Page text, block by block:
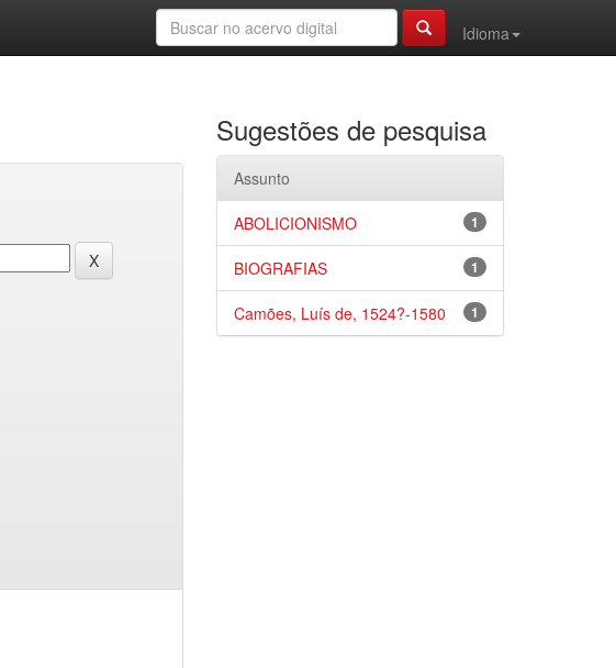
Idioma
Sugestões de pesquisa
Assunto
1
ABOLICIONISMO
1
BIOGRAFIAS
1
Camões, Luís de, 1524?-1580